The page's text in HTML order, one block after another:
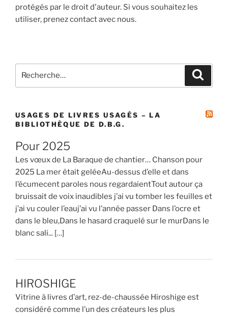
protégés par le droit d'auteur. Si vous souhaitez les
utiliser, prenez contact avec nous.
pour
USAGES DE LIVRES USAGÉS – LA
BIBLIOTHÈQUE DE D.B.G.
Pour 2025
Les vœux de La Baraque de chantier… Chanson pour
2025 La mer était geléeAu-dessus d’elle et dans
l’écumecent paroles nous regardaientTout autour ça
bruissait de voix inaudibles j’ai vu tomber les feuilles et
j’ai vu couler l’eauj’ai vu l’année passer Dans l’ocre et
dans le bleu,Dans le hasard craquelé sur le murDans le
blanc sali... […]
HIROSHIGE
Vitrine à livres d’art, rez-de-chaussée Hiroshige est
considéré comme l’un des créateurs les plus